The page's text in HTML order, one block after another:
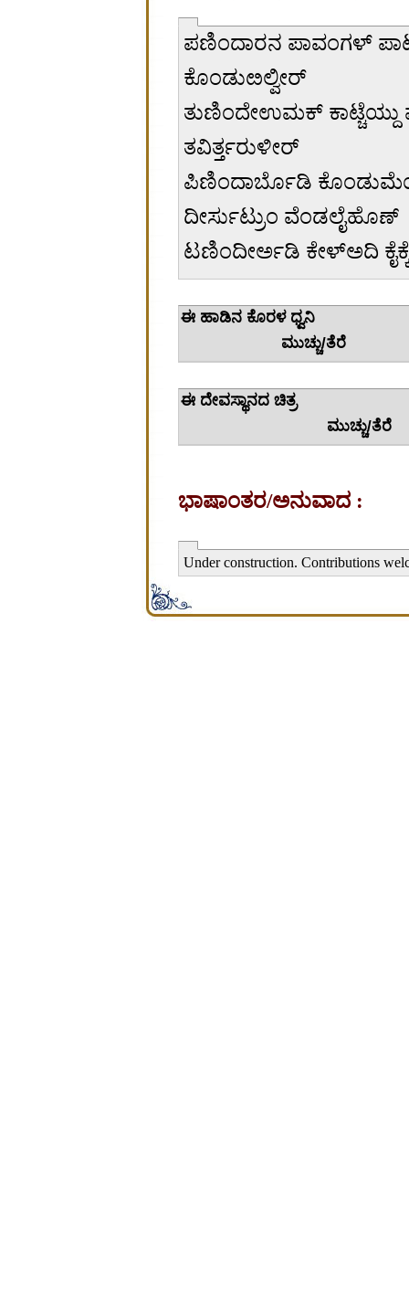
ಪಣಿಂದಾರನ ಪಾವಂಗಳ್
ಕೊಂಡುೞಲ್ವೀರ್
ತುಣಿಂದೇಉಮಕ್ ಕಾಟ್ಚೆಯ್ದು
ತವಿರ್ತ್ತರುಳೀರ್
ಪಿಣಿಂದಾರ್ಬೊಡಿ
ದೀರ್ಸುಟ್ರುಂ ವೆಂಡಲೈಹೊಣ್
ಟಣಿಂದೀರ್ಅಡಿ ಕೇಳ್ಅದಿ
ಈ
ಮುಚ್ಚು/ತೆರೆ
ಈ
ಮುಚ್ಚು/ತೆರೆ
ಭಾಷಾಂತರ/ಅನುವಾದ :
Under construction. Contributions